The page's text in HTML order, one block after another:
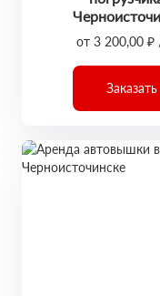
от 3 200,00 ₽
Заказать